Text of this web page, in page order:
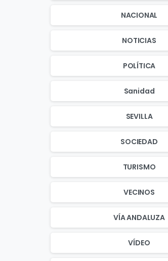
NACIONAL
NOTICIAS
POLÍTICA
Sanidad
SEVILLA
SOCIEDAD
TURISMO
VECINOS
VÍA ANDALUZA
VÍDEO